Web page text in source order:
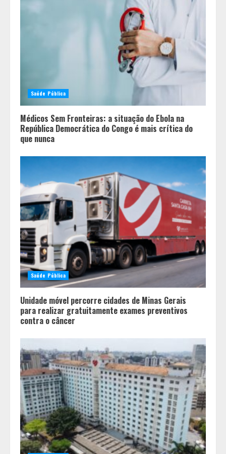
Saúde Pública
Médicos Sem Fronteiras: a situação do Ebola na
República Democrática do Congo é mais crítica do
que nunca
Saúde Pública
Unidade móvel percorre cidades de Minas Gerais
para realizar gratuitamente exames preventivos
contra o câncer
2
Histórias de afeto ganham espaço
em escolas municipais que
celebram toda a família no Dia dos
Pais